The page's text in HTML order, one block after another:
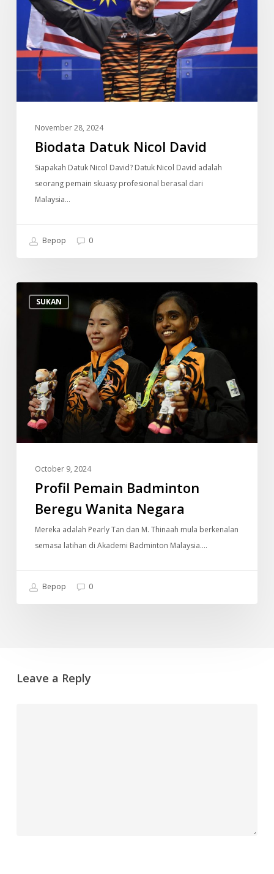
November 28, 2024
Biodata Datuk Nicol David
Siapakah Datuk Nicol David? Datuk Nicol David adalah
seorang pemain skuasy profesional berasal dari
Malaysia…
Bepop 0
SUKAN
Pemain
Negara
October 9, 2024
Profil Pemain Badminton
Beregu Wanita Negara
Mereka adalah Pearly Tan dan M. Thinaah mula berkenalan
semasa latihan di Akademi Badminton Malaysia.…
Bepop 0
Leave a Reply